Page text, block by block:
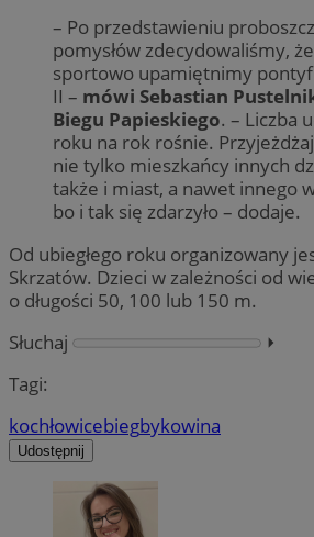
– Po przedstawieniu
pomysłów zdecydowaliśmy,
sportowo upamiętnimy
II – mówi Sebastian
Biegu Papieskiego. – Liczba
roku na rok rośnie.
nie tylko mieszkańcy innych
także i miast, a nawet innego
bo i tak się zdarzyło – dodaje.
Od ubiegłego roku organizowany
Skrzatów. Dzieci w zależności od
o długości 50, 100 lub 150 m.
Słuchaj
⏵︎
Tagi:
kochłowicebiegbykowina
Udostępnij